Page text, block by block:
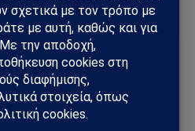
στο Google News
πηγή για να λαμβάνεις
ειδήσεις και αναλύσεις.
preferred source